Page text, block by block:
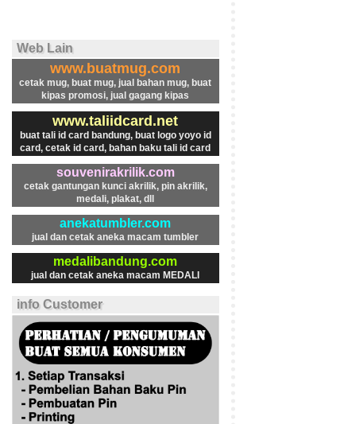
Web Lain
www.buatmug.com
cetak mug, buat mug, jual bahan mug, buat
kipas promosi, jual gagang kipas
www.taliidcard.net
buat tali id card bandung, buat logo yoyo id
card, cetak id card, bahan baku tali id card
souvenirakrilik.com
cetak gantungan kunci akrilik, pin akrilik,
medali, plakat, dll
anekatumbler.com
jual dan cetak aneka macam tumbler
medalibandung.com
jual dan cetak aneka macam MEDALI
info Customer